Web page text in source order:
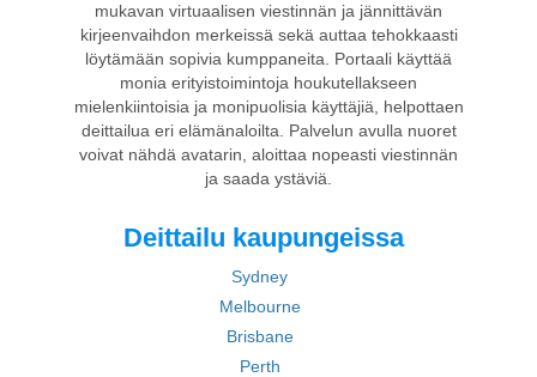
mukavan virtuaalisen viestinnän ja jännittävän
kirjeenvaihdon merkeissä sekä auttaa tehokkaasti
löytämään sopivia kumppaneita. Portaali käyttää
monia erityistoimintoja houkutellakseen
mielenkiintoisia ja monipuolisia käyttäjiä, helpottaen
deittailua eri elämänaloilta. Palvelun avulla nuoret
voivat nähdä avatarin, aloittaa nopeasti viestinnän
ja saada ystäviä.
Deittailu kaupungeissa
Sydney
Melbourne
Brisbane
Perth